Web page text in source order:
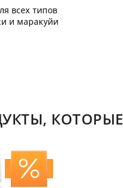
всех типов
и маракуйи